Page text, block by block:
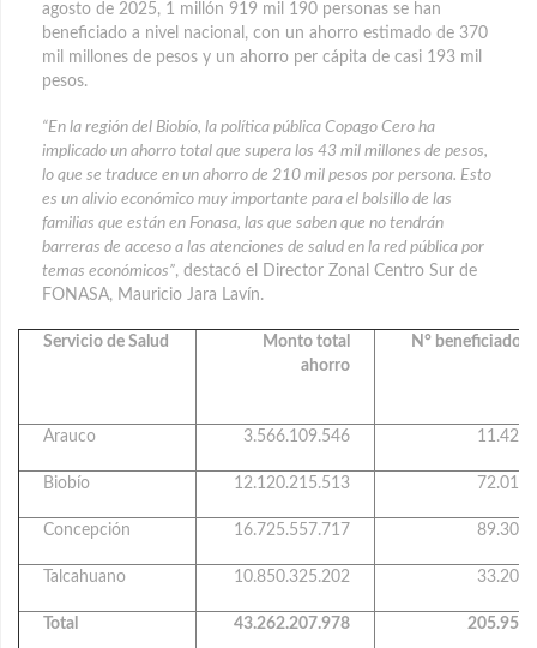
agosto de 2025, 1 millón 919 mil 190 personas se han
beneficiado a nivel nacional, con un ahorro estimado de 370
mil millones de pesos y un ahorro per cápita de casi 193 mil
pesos.
“En la región del Biobío, la política pública Copago Cero ha
implicado un ahorro total que supera los 43 mil millones de pesos,
lo que se traduce en un ahorro de 210 mil pesos por persona. Esto
es un alivio económico muy importante para el bolsillo de las
familias que están en Fonasa, las que saben que no tendrán
barreras de acceso a las atenciones de salud en la red pública por
temas económicos”, destacó el Director Zonal Centro Sur de
FONASA, Mauricio Jara Lavín.
Servicio de Salud
Monto total
ahorro
N° beneficiados
Arauco 3.566.109.546 11.426
Biobío 12.120.215.513 72.018
Concepción 16.725.557.717 89.305
Talcahuano 10.850.325.202 33.201
Total 43.262.207.978 205.950